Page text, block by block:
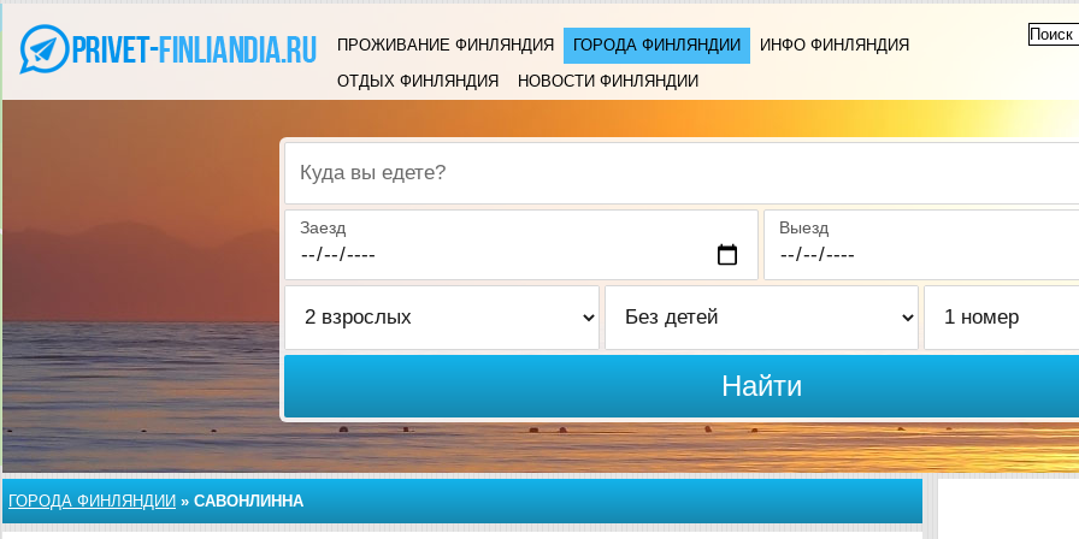
ПРОЖИВАНИЕ ФИНЛЯНДИЯ ГОРОДА ФИНЛЯНДИИ
ИНФО ФИНЛЯНДИЯ
ОТДЫХ ФИНЛЯНДИЯ
НОВОСТИ ФИНЛЯНДИИ
Куда вы едете?
Заезд Выезд
Найти
ГОРОДА ФИНЛЯНДИИ » САВОНЛИННА